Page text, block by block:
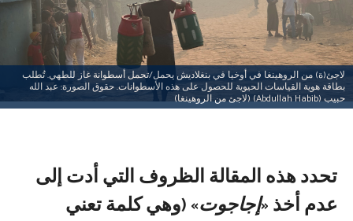
لاجئ(ة) من الروهينغا في أوخيا في بنغلاديش يحمل/تحمل أسطوانة غاز للطهي. تُطلب
بطاقة هوية القياسات الحيوية للحصول على هذه الأسطوانات. حقوق الصورة: عبد الله
حبيب (Abdullah Habib) (لاجئ من الروهينغا)
تحدد هذه المقالة الظروف التي أدت إلى
عدم أخذ «إجاجوت» (وهي كلمة تعني